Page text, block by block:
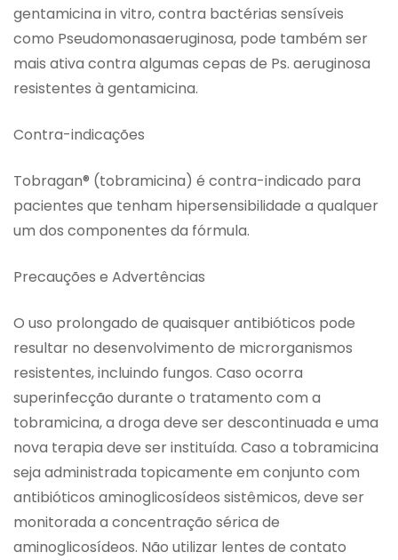
gentamicina in vitro, contra bactérias sensíveis
como Pseudomonasaeruginosa, pode também ser
mais ativa contra algumas cepas de Ps. aeruginosa
resistentes à gentamicina.
Contra-indicações
Tobragan® (tobramicina) é contra-indicado para
pacientes que tenham hipersensibilidade a qualquer
um dos componentes da fórmula.
Precauções e Advertências
O uso prolongado de quaisquer antibióticos pode
resultar no desenvolvimento de microrganismos
resistentes, incluindo fungos. Caso ocorra
superinfecção durante o tratamento com a
tobramicina, a droga deve ser descontinuada e uma
nova terapia deve ser instituída. Caso a tobramicina
seja administrada topicamente em conjunto com
antibióticos aminoglicosídeos sistêmicos, deve ser
monitorada a concentração sérica de
aminoglicosídeos. Não utilizar lentes de contato